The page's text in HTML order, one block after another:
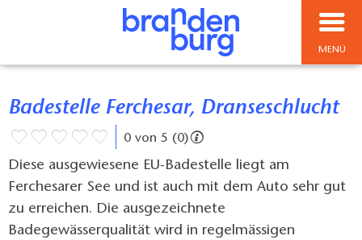
MENÜ
Badestelle Ferchesar, Dranseschlucht
0 von 5 (0)
Diese ausgewiesene EU-Badestelle liegt am
Ferchesarer See und ist auch mit dem Auto sehr gut
zu erreichen. Die ausgezeichnete
Badegewässerqualität wird in regelmässigen